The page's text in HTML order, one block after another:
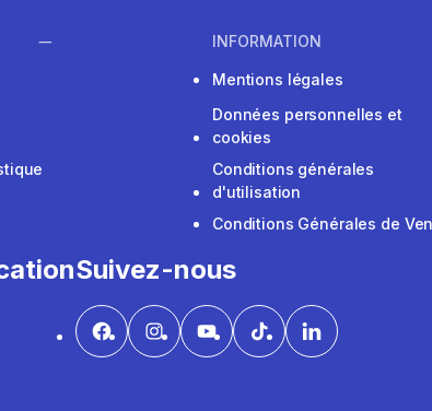
INFORMATION
Mentions légales
Données personnelles et
cookies
Conditions générales
d'utilisation
Conditions Générales de
Suivez-nous